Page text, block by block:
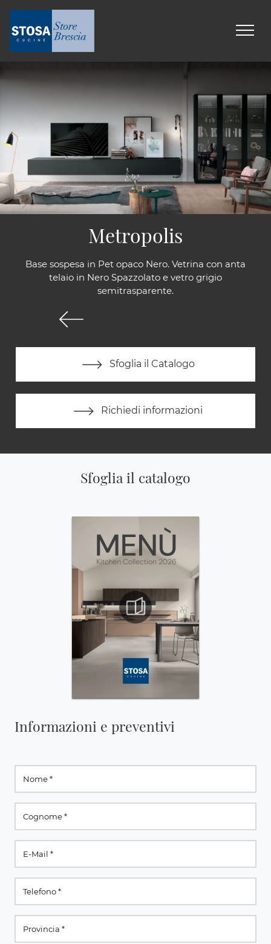
Base sospesa in Pet opaco Nero. Vetrina con anta
telaio in Nero Spazzolato e vetro grigio
semitrasparente.
Sfoglia il Catalogo
Richiedi informazioni
Metropolis
Sfoglia il catalogo
Informazioni e preventivi